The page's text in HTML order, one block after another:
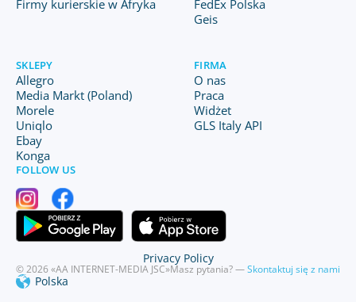
Firmy kurierskie w Afryka
FedEx Polska
Geis
SKLEPY
Allegro
Media Markt (Poland)
Morele
Uniqlo
Ebay
Konga
FIRMA
O nas
Praca
Widżet
GLS Italy API
FOLLOW US
© 2026 «AA INTERNET-MEDIA JSC»Masz pytania? —Skontaktuj się z nami
Polska
Privacy Policy